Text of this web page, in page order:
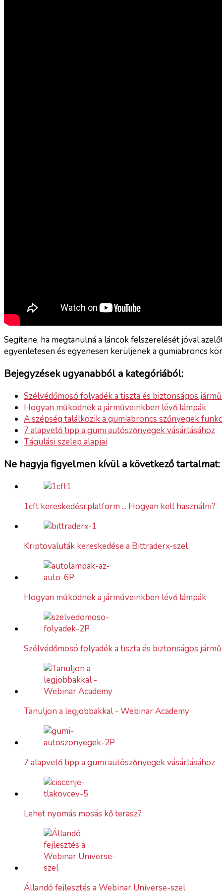
Segítene, ha megtanulná a láncok felszerelését jóval
egyenletesen és egyenesen kerüljenek a gumiabroncs
Bejegyzések ugyanabból a kategóriából:
Szélvédőmosó folyadék a tiszta és biztonságos
Hogyan működnek a járműveinkben lévő lámpák
A szépség találkozik a gumiabroncs szőnyegek
7 alapvető tipp a gumi autószőnyegek vásárlásához
Tágulási szelep alapjai
Ne hagyja figyelmen kívül a következő tartalmat:
1cft kereskedési platform ... Hogyan kell használni?
Kriptovaluták kereskedése a Bittraderx-szel
Hogyan működnek a járműveinkben lévő lámpák
Szélvédőmosó folyadék a tiszta és biztonságos
Tanuljon a legjobbakkal - Webinar Academy
7 alapvető tipp a gumi autószőnyegek vásárlásához
Lehet nyomás mosás kő terasz?
Állandó fejlesztés a Webinar Universe-szel